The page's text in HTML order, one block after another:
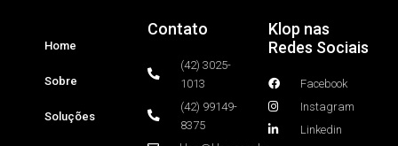
Home
Sobre
Soluções
Contato
(42) 3025-
1013
(42) 99149-
8375
Klop nas
Redes Sociais
Facebook
Instagram
Linkedin